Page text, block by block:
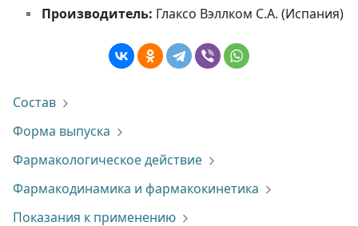
Производитель: Глаксо Вэллком С.А. (Испания)
Состав
Форма выпуска
Фармакологическое действие
Фармакодинамика и фармакокинетика
Показания к применению